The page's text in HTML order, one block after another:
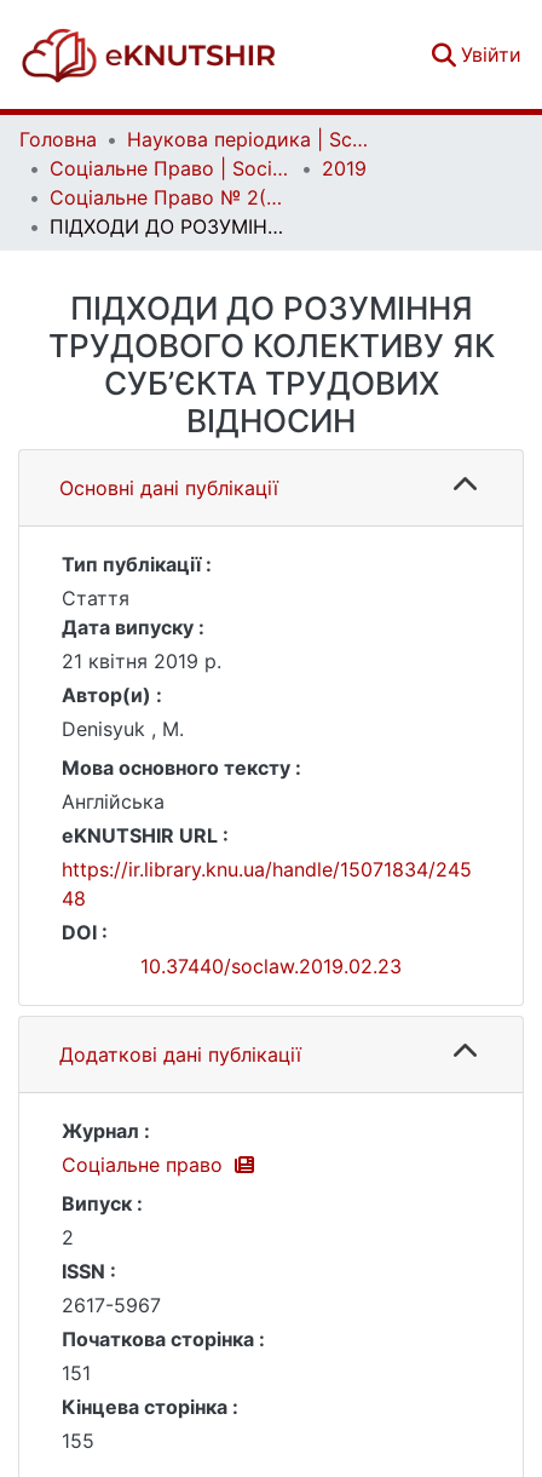
Увійти
Головна
Наукова періодика | Scientific periodicals
Соціальне Право | Social Law
2019
Соціальне Право № 2(2019)
ПІДХОДИ ДО РОЗУМІННЯ ТРУДОВОГО КОЛЕКТИВУ ЯК СУБ’ЄКТА ТРУДОВИХ ВІДНОСИН
ПІДХОДИ ДО РОЗУМІННЯ
ТРУДОВОГО КОЛЕКТИВУ ЯК
СУБ’ЄКТА ТРУДОВИХ
ВІДНОСИН
Основні дані публікації
Тип публікації :
Стаття
Дата випуску :
21 квітня 2019 р.
Автор(и) :
Denisyuk , M.
Мова основного тексту :
Англійська
eKNUTSHIR URL :
https://ir.library.knu.ua/handle/15071834/245
48
DOI :
10.37440/soclaw.2019.02.23
Додаткові дані публікації
Журнал :
Соціальне право
Випуск :
2
ISSN :
2617-5967
Початкова сторінка :
151
Кінцева сторінка :
155